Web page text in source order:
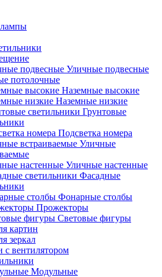
Уличные подвесные
потолочные
Наземные высокие
Наземные низкие
Грунтовые
Подсветка номера
Уличные
Уличные настенные
Фасадные
Фонарные столбы
Прожекторы
Световые фигуры
картин
зеркал
с вентилятором
Модульные